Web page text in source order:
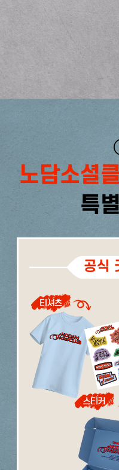
노담소셜
특
공식